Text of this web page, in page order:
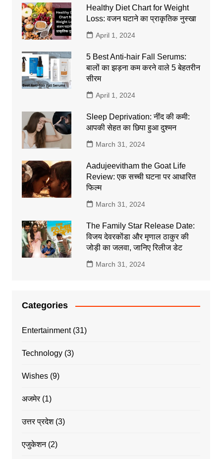
Healthy Diet Chart for Weight
Loss: वजन घटाने का प्राकृतिक नुस्खा
April 1, 2024
5 Best Anti-hair Fall Serums:
बालों का झड़ना कम करने वाले 5 बेहतरीन
सीरम
April 1, 2024
Sleep Deprivation: नींद की कमी:
आपकी सेहत का छिपा हुआ दुश्मन
March 31, 2024
Aadujeevitham the Goat Life
Review: एक सच्ची घटना पर आधारित
फिल्म
March 31, 2024
The Family Star Release Date:
विजय देवरकोंडा और मृणाल ठाकुर की
जोड़ी का जलवा, जानिए रिलीज डेट
March 31, 2024
Categories
Entertainment(31)
Technology(3)
Wishes(9)
अजमेर(1)
उत्तर प्रदेश(3)
एजुकेशन(2)